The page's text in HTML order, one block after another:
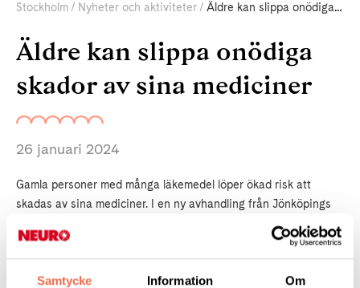
Samtycke Information Om
Stockholm Nyheter och aktiviteter Äldre kan slippa onödiga skador av sina mediciner
Äldre kan slippa onödiga
skador av sina mediciner
26 januari 2024
Gamla personer med många läkemedel löper ökad risk att
skadas av sina mediciner. I en ny avhandling från Jönköpings
universitet föreslås en läkemedelsplan som skulle kunna
förhindra sådana skador.
Läs mer:påForskning.se